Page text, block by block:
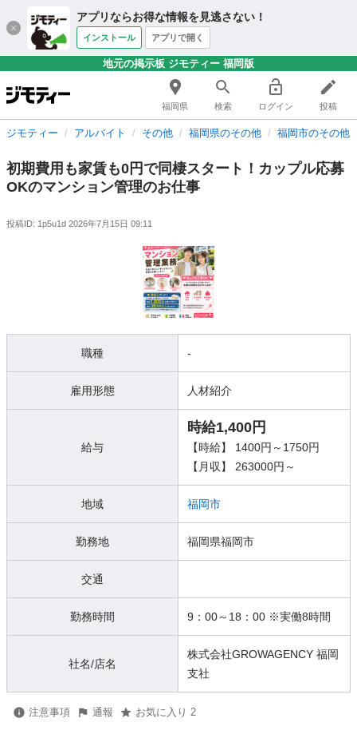
アプリならお得な情報を見逃さない！
インストール アプリで開く
地元の掲示板 ジモティー 福岡版
福岡県 検索 ログイン 投稿
ジモティー アルバイト その他 福岡県のその他 福岡市のその他
初期費用も家賃も0円で同棲スタート！カップル応募
OKのマンション管理のお仕事
投稿ID: 1p5u1d 2026年7月15日 09:11
職種 -
雇用形態 人材紹介
給与
時給1,400円
【時給】 1400円～1750円
【月収】 263000円～
地域 福岡市
勤務地 福岡県福岡市
交通
勤務時間 9：00～18：00 ※実働8時間
社名/店名
株式会社GROWAGENCY 福岡
支社
注意事項 通報 お気に入り 2